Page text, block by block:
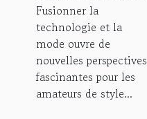
mode pour un
style futuriste ?
Fusionner la
technologie et la
mode ouvre de
nouvelles perspectives
fascinantes pour les
amateurs de style...